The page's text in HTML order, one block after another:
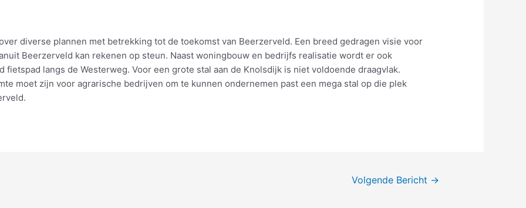
diverse plannen met betrekking tot de toekomst van Beerzerveld. Een breed gedragen visie voor
Beerzerveld kan rekenen op steun. Naast woningbouw en bedrijfs realisatie wordt er ook
fietspad langs de Westerweg. Voor een grote stal aan de Knolsdijk is niet voldoende draagvlak.
moet zijn voor agrarische bedrijven om te kunnen ondernemen past een mega stal op die plek
Volgende Bericht →